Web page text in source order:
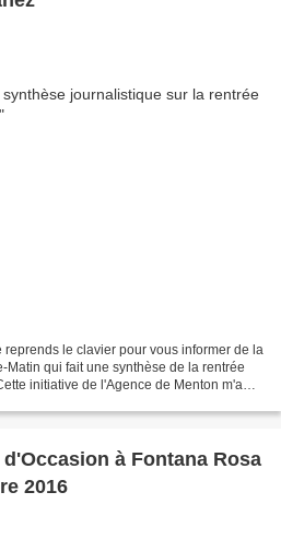
reprends le clavier pour vous informer de la
qui fait une synthèse de la rentrée
initiative de l'Agence de Menton m'a
à Fontana Rosa
2016